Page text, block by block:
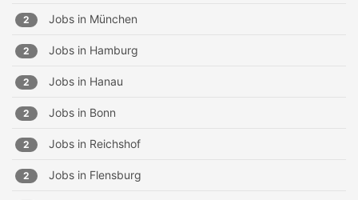
2 Jobs in München
2 Jobs in Hamburg
2 Jobs in Hanau
2 Jobs in Bonn
2 Jobs in Reichshof
2 Jobs in Flensburg